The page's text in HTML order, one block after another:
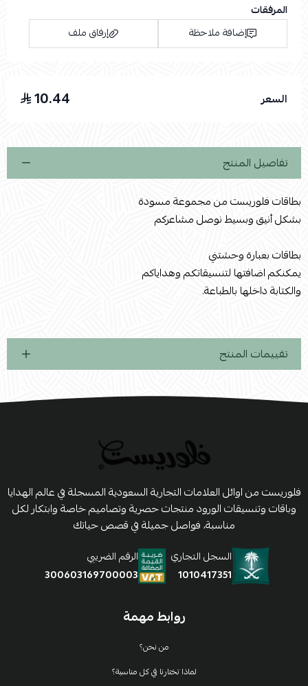
المرفقات
إضافة ملاحظة
إرفاق ملف
السعر 10.44
تفاصيل المنتج
بطاقات فلوريست من مجموعة مسودة
بشكل أنيق وبسيط نوصل مشاعركم
بطاقات بعبارة وحشتني
يمكنكم اضافتها لتنسيقاتكم وهداياكم
والكتابة داخلها بالطباعة.
تقييمات المنتج
روابط مهمة
من نحن؟
لماذا تختارنا في كل مناسبة؟
فلوريست من اوائل العلامات التجارية السعودية المسجلة في عالم الهدايا
وباقات وتنسيقات الورود منتجات حصرية وتصاميم خاصة وابتكار لكل
مناسبة، فواصل جميلة في قصص حياتك
السجل التجاري
1010417351
الرقم الضريبي
300603169700003